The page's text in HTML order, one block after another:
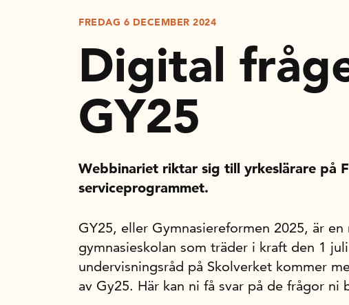
FREDAG 6 DECEMBER 2024
Digital
GY25
Webbinariet riktar sig till yrkeslärare på
serviceprogrammet.
GY25, eller Gymnasiereformen 2025, är
gymnasieskolan som träder i kraft den 1
undervisningsråd på Skolverket kommer
av Gy25. Här kan ni få svar på de frågor ni